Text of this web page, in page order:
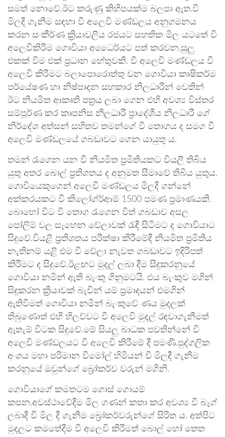
සමත් නොවේ.ඊට කරුණු කිහිපයක්ම බලපා ඇත.වී
මිලදී ගැනීම සඳහා වී අලෙවි මණ්ඩලය අනුගමනය
කරන සංකීර්ණ ක්‍රියාවලිය රජයට සහතික මිල යටතේ වී
අලෙවිකිරීම ගොවියා අධෛර්යට පත් කරවන,සුලු
එකක් වීම එක් ප්‍රධාන හේතුවකි. වී අලෙවි මණ්ඩලය වී
අලෙවි කිරීමට බලාපොරොත්තු වන ගොවියා කෘෂිකර්ම
පර්යේෂණ හා නිෂ්පාදන සහකාර නිලධාරීන් වෙතින්
ඊට නියමිත ආකෘති පත්‍රය ලබා ගෙන එහි අවශ්‍ය විස්තර
සම්පූර්ණ කර කෘපනිස නිලධාරී ප්‍රාදේශීය නිලධාරී ගේ
නිර්දේශ අත්සන් සහිතව තමන්ගේ වී තොගය ද සමග වී
අලෙවි මණ්ඩලයේ ගබඩාවට ගෙන යායුතු ය.
තමන් රැගෙන යන වී නියමිත ප්‍රමිතියකට වියලී තිබිය
යුතු අතර බොල් ප්‍රතිශතය ද අනුමත සීමාවේ තිබිය යුතුය.
ගොවියෙකුගෙන් අලෙවි මණ්ඩලය මිලදී ගන්නේ
අක්කරයකට වී කිලෝග්ර්‍ආම් 1500 පමණ ප්‍රමාණයකි.
බොහෝ විට වී තොග රැගෙන විත් ගබඩාව අසල
පෝලිම් වල සෑහෙන වේලාවක් රැඳී සිටීමට ද ගොවියාට
සිදුවේ.වියළි ප්‍රතිශතය පරීක්ෂා කිරීමේදී නියමිත ප්‍රමිතිය
නැතිනම් යළි එම වී වේලා නැවත ගබඩාවට ඉදිරිපත්
කිරීමට ද සිදුවේ.ඊළඟට මුදල් ලබා දීම සිදුකරනුයේ
ගොවියා නමින් ඇති බැංකු ගිනුමටයි. එය බැංකුව මගින්
සිදුකරන ක්‍රියාවක් බැවින් යම් ප්‍රමාදයන් එමගින්
ඇතිවීමත් ගොවියා නමින් බැංකුවේ ණය මුදලක්
තිබුණොත් එහි හිලව්වට වී අලෙවි මුදල් රඳවාගැනීමත්
ඇතැම් විටක සිදුවේ.මේ සියලු බාධක පවතින්නේ වී
අලෙවි මණ්ඩලයට වී අලෙවි කිරීමේ දී පමණි.පුද්ගලික
අංශය මහා පරිමාන වීමෝල් හිමියන් වී මිලදී ගැනීම
කරනුයේ ඔවුන්ගේ බ්‍රෝකර්ව වරුන් මගිනි.
ගොවියාගේ කමතටම ගොස් ගොයම්
කපන,අවස්ථාවේදීම මිල ගණන් කතා කර අවශ්‍ය වී බෑග්
ලබාදී වී මිල දී ගැනීම බ්‍රෝකර්වරුන්ගේ සිරිත ය. අත්පිට
මුදලට කමතේදීම වී අලෙවි කිරීමත් බොල් හෝ තෙත